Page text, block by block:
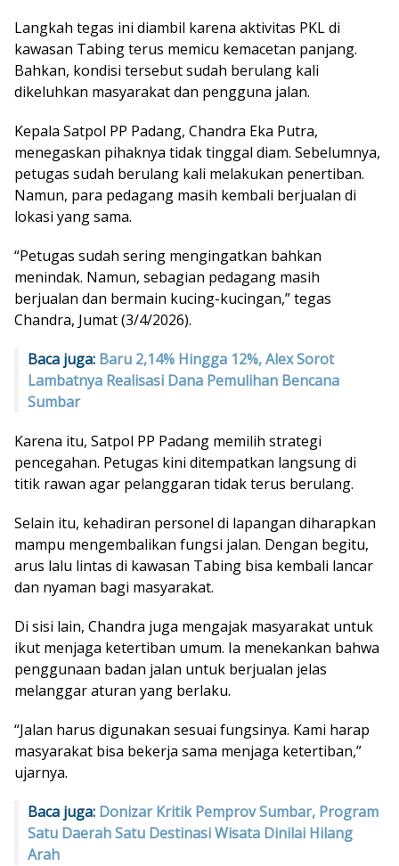
Langkah tegas ini diambil karena aktivitas PKL di
kawasan Tabing terus memicu kemacetan panjang.
Bahkan, kondisi tersebut sudah berulang kali
dikeluhkan masyarakat dan pengguna jalan.
Kepala Satpol PP Padang, Chandra Eka Putra,
menegaskan pihaknya tidak tinggal diam. Sebelumnya,
petugas sudah berulang kali melakukan penertiban.
Namun, para pedagang masih kembali berjualan di
lokasi yang sama.
“Petugas sudah sering mengingatkan bahkan
menindak. Namun, sebagian pedagang masih
berjualan dan bermain kucing-kucingan,” tegas
Chandra, Jumat (3/4/2026).
Baca juga: Baru 2,14% Hingga 12%, Alex Sorot
Lambatnya Realisasi Dana Pemulihan Bencana
Sumbar
Karena itu, Satpol PP Padang memilih strategi
pencegahan. Petugas kini ditempatkan langsung di
titik rawan agar pelanggaran tidak terus berulang.
Selain itu, kehadiran personel di lapangan diharapkan
mampu mengembalikan fungsi jalan. Dengan begitu,
arus lalu lintas di kawasan Tabing bisa kembali lancar
dan nyaman bagi masyarakat.
Di sisi lain, Chandra juga mengajak masyarakat untuk
ikut menjaga ketertiban umum. Ia menekankan bahwa
penggunaan badan jalan untuk berjualan jelas
melanggar aturan yang berlaku.
“Jalan harus digunakan sesuai fungsinya. Kami harap
masyarakat bisa bekerja sama menjaga ketertiban,”
ujarnya.
Baca juga: Donizar Kritik Pemprov Sumbar, Program
Satu Daerah Satu Destinasi Wisata Dinilai Hilang
Arah